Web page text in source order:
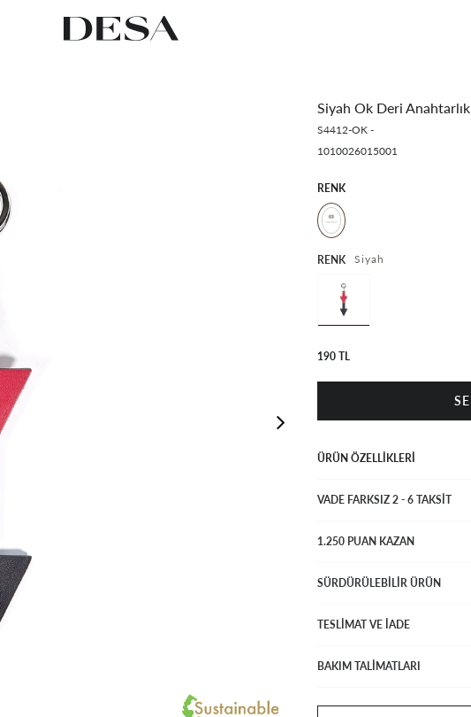
Siyah Ok Deri Anahtarlık
S4412-OK -
1010026015001
RENK
RENK Siyah
190 TL
ÜRÜN ÖZELLIKLERI
VADE FARKSIZ 2 - 6 TAKSIT
1.250 PUAN KAZAN
SÜRDÜRÜLEBİLİR ÜRÜN
TESLİMAT VE İADE
BAKIM TALİMATLARI